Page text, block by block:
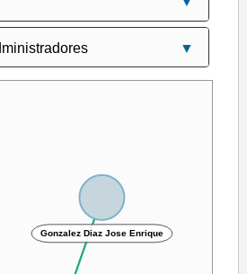
Gonzalez Diaz Jose Enrique